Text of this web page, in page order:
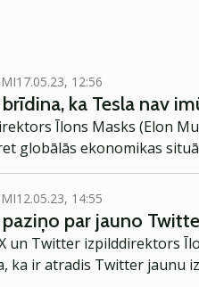
17.05.23, 12:56
brīdina, ka Tesla nav
Īlons Masks (Elon
globālās ekonomikas
12.05.23, 14:55
par jauno
un Twitter izpilddirektors
ka ir atradis Twitter jaunu